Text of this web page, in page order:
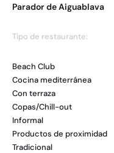
Parador de Aiguablava
Tipo de restaurante:
Beach Club
Cocina mediterránea
Con terraza
Copas/Chill-out
Informal
Productos de proximidad
Tradicional